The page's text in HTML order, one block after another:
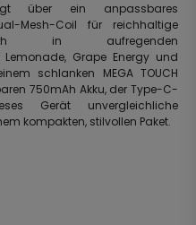
über ein anpassbares
Mesh-Coil für reichhaltige
in aufregenden
Grape Energy und
schlanken MEGA TOUCH
750mAh Akku, der Type-C-
Gerät unvergleichliche
kompakten, stilvollen Paket.